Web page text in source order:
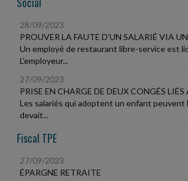
28/09/2023
PROUVER LA FAUTE D'UN SALARIÉ VIA
Un employé de restaurant libre-service est
L'employeur...
27/09/2023
PRISE EN CHARGE DE DEUX CONGÉS
Les salariés qui adoptent un enfant
devait...
Fiscal TPE
27/09/2023
ÉPARGNE RETRAITE